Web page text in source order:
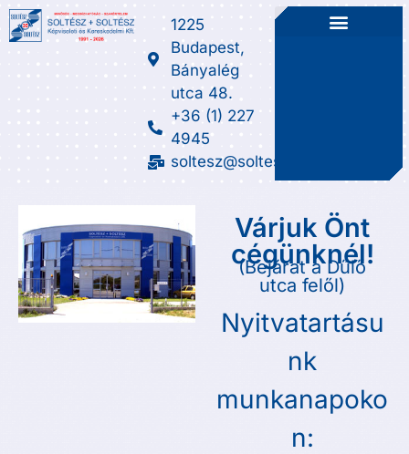
1225
Budapest,
Bányalég
utca 48.
+36 (1) 227
4945
soltesz@soltesz.hu
Várjuk Önt
cégünknél!
(Bejárat a Dűlő
utca felől)
Nyitvatartásu
nk
munkanapoko
n: